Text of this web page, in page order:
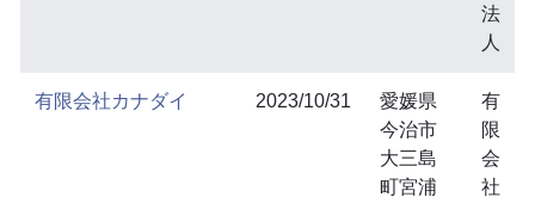
法
人
有限会社カナダイ 2023/10/31
愛媛県
今治市
大三島
町宮浦
有
限
会
社